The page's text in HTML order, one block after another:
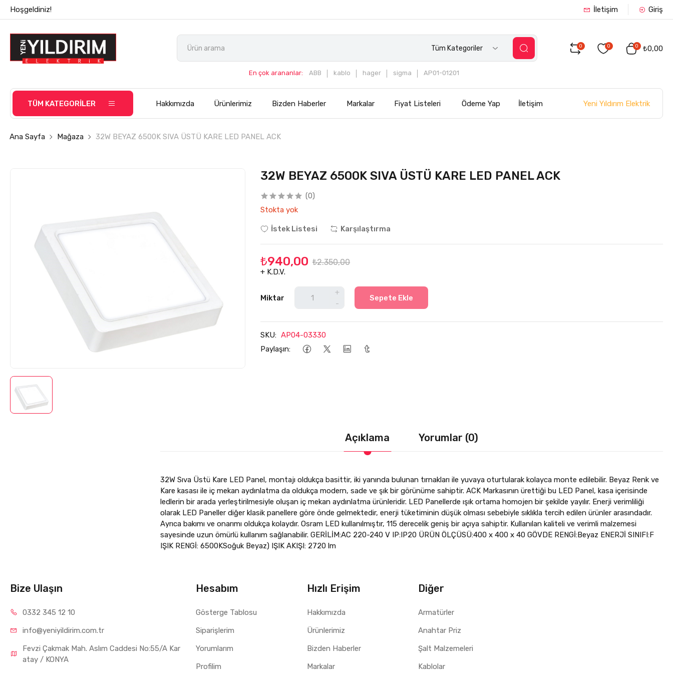
Hoşgeldiniz! İletişim Giriş
Tüm Kategoriler
En çok arananlar: ABB kablo hager sigma AP01-01201
0 0 0 ₺0,00
TÜM KATEGORİLER Hakkımızda Ürünlerimiz Bizden Haberler Markalar Fiyat Listeleri Ödeme Yap İletişim Yeni Yıldırım Elektrik
Ana Sayfa Mağaza 32W BEYAZ 6500K SIVA ÜSTÜ KARE LED PANEL ACK
32W BEYAZ 6500K SIVA ÜSTÜ KARE LED PANEL ACK
(0)
Stokta yok
İstek Listesi Karşılaştırma
₺940,00 ₺2.350,00
+ K.D.V.
Miktar
+
-
Sepete Ekle
SKU: AP04-03330
Paylaşın:
Açıklama Yorumlar (0)
32W Sıva Üstü Kare LED Panel, montajı oldukça basittir, iki yanında bulunan tırnakları ile yuvaya oturtularak kolayca monte edilebilir. Beyaz Renk ve
Kare kasası ile iç mekan aydınlatma da oldukça modern, sade ve şık bir görünüme sahiptir. ACK Markasının ürettiği bu LED Panel, kasa içerisinde
ledlerin bir arada yerleştirilmesiyle oluşan iç mekan aydınlatma ürünleridir. LED Panellerde ışık ortama homojen bir şekilde yayılır. Enerji verimliliği
olarak LED Paneller diğer klasik panellere göre önde gelmektedir, enerji tüketiminin düşük olması sebebiyle sıklıkla tercih edilen ürünler arasındadır.
Ayrıca bakımı ve onarımı oldukça kolaydır. Osram LED kullanılmıştır, 115 derecelik geniş bir açıya sahiptir. Kullanılan kaliteli ve verimli malzemesi
sayesinde uzun ömürlü kullanım sağlanabilir. GERİLİM:AC 220-240 V IP:IP20 ÜRÜN ÖLÇÜSÜ:400 x 400 x 40 GÖVDE RENGİ:Beyaz ENERJİ SINIFI:F
IŞIK RENGİ: 6500KSoğuk Beyaz) IŞIK AKIŞI: 2720 lm
Bize Ulaşın
0332 345 12 10
info@yeniyildirim.com.tr
Fevzi Çakmak Mah. Aslım Caddesi No:55/A Kar
atay / KONYA
Hesabım
Gösterge Tablosu
Siparişlerim
Yorumlarım
Profilim
Hızlı Erişim
Hakkımızda
Ürünlerimiz
Bizden Haberler
Markalar
Diğer
Armatürler
Anahtar Priz
Şalt Malzemeleri
Kablolar